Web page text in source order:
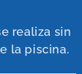
realiza sin
la piscina.